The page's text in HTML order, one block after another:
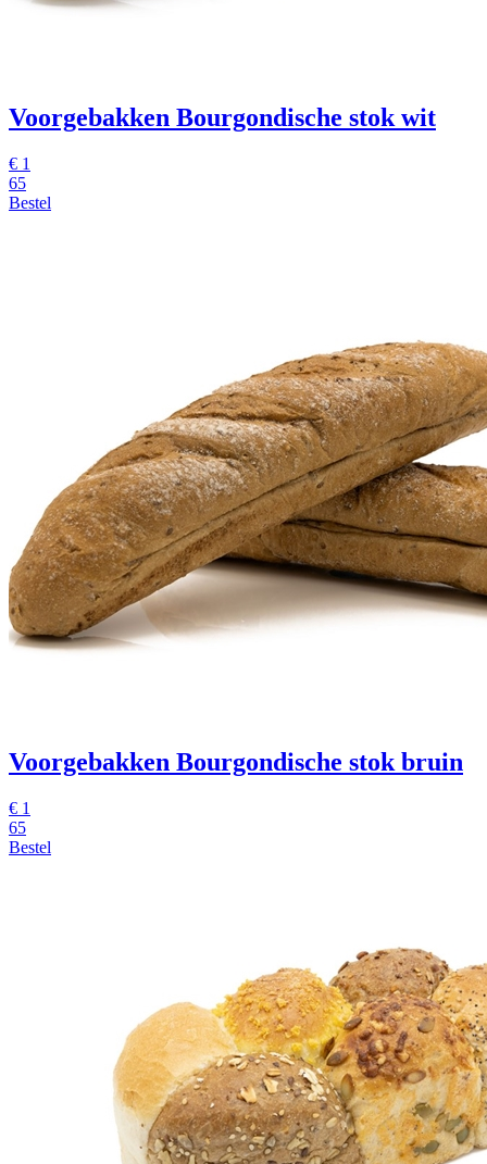
Voorgebakken Bourgondische stok wit
€ 1
65
Bestel
Voorgebakken Bourgondische stok bruin
€ 1
65
Bestel